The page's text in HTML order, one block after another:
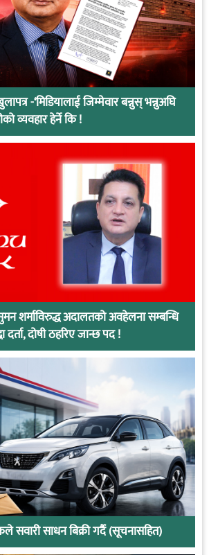
-‘मिडियालाई जिम्मेवार बन्नुस् भन्नुअघि
व्यवहार हेर्ने कि !
शर्माविरुद्ध अदालतको अवहेलना सम्बन्धि
दोषी ठहरिए जान्छ पद !
साधन बिक्री गर्दै (सूचनासहित)